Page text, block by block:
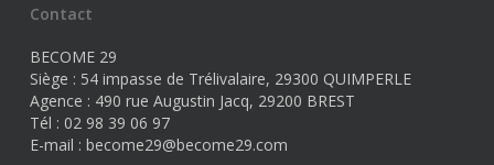
Contact
BECOME 29
Siège : 54 impasse de Trélivalaire, 29300 QUIMPERLE
Agence : 490 rue Augustin Jacq, 29200 BREST
Tél : 02 98 39 06 97
E-mail : become29@become29.com